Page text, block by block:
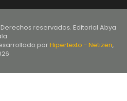
reservados. Editorial Abya
porHipertexto - Netizen,